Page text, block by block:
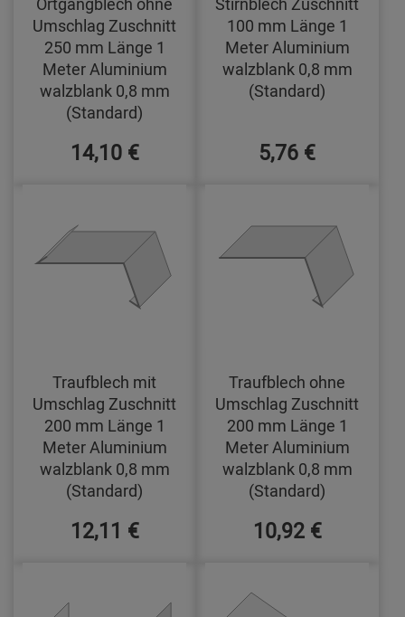
Umschlag Zuschnitt
250 mm Länge 1
Meter Aluminium
walzblank 0,8 mm
(Standard)
14,10 €
100 mm Länge 1
Meter Aluminium
walzblank 0,8 mm
(Standard)
5,76 €
Traufblech mit
Umschlag Zuschnitt
200 mm Länge 1
Meter Aluminium
walzblank 0,8 mm
(Standard)
12,11 €
Traufblech ohne
Umschlag Zuschnitt
200 mm Länge 1
Meter Aluminium
walzblank 0,8 mm
(Standard)
10,92 €